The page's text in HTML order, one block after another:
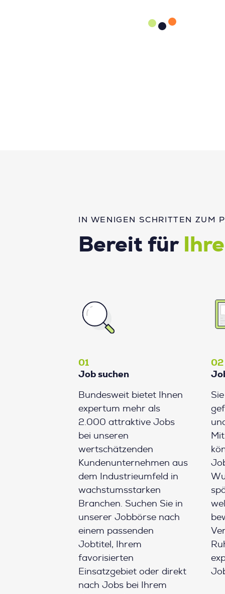
IN WENIGEN SCHRITTEN ZUM
Bereit für
01
Job suchen
Bundesweit bietet Ihnen
expertum mehr als
2.000 attraktive Jobs
bei unseren
wertschätzenden
Kundenunternehmen aus
dem Industrieumfeld in
wachstumsstarken
Branchen. Suchen Sie in
unserer Jobbörse nach
einem passenden
Jobtitel, Ihrem
favorisierten
Einsatzgebiet oder direkt
nach Jobs bei Ihrem
02